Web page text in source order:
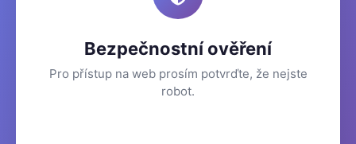
Bezpečnostní ověření
Pro přístup na web prosím potvrďte, že nejste
robot.